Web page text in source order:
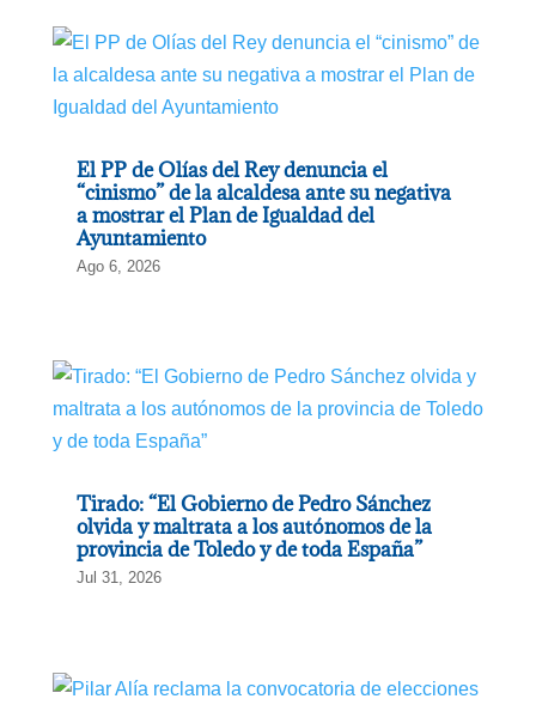
El PP de Olías del Rey denuncia el
“cinismo” de la alcaldesa ante su negativa
a mostrar el Plan de Igualdad del
Ayuntamiento
Ago 6, 2026
Tirado: “El Gobierno de Pedro Sánchez
olvida y maltrata a los autónomos de la
provincia de Toledo y de toda España”
Jul 31, 2026